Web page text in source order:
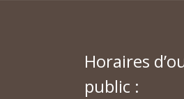
Horaires
public :